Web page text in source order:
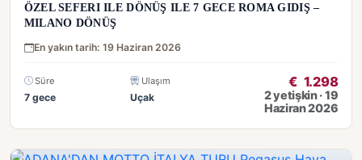
ÖZEL SEFERI ILE DÖNÜŞ ILE 7 GECE ROMA GIDIŞ –
MILANO DÖNÜŞ
En yakın tarih: 19 Haziran 2026
Süre
7 gece
Ulaşım
Uçak
€ 1.298
2 yetişkin · 19
Haziran 2026